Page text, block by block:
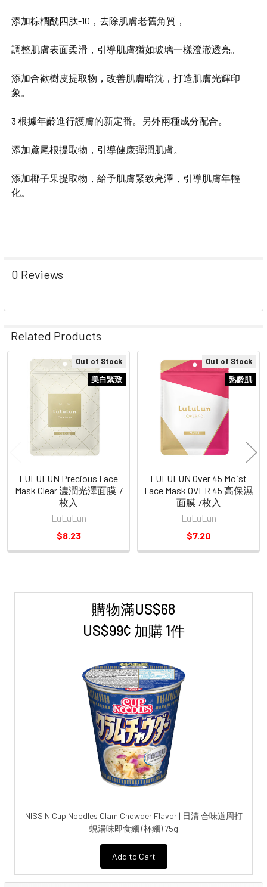
購物滿US$68
US$99¢ 加購 1件
NISSIN Cup Noodles Clam Chowder Flavor | 日清 合味道周打
蜆湯味即食麵 (杯麵) 75g
Add to Cart
添加棕櫚酰四肽-10，去除肌膚老舊角質，
調整肌膚表面柔滑，引導肌膚猶如玻璃一樣澄澈透亮。
添加合歡樹皮提取物，改善肌膚暗沈，打造肌膚光輝印
象。
3 根據年齡進行護膚的新定番。另外兩種成分配合。
添加鳶尾根提取物，引導健康彈潤肌膚。
添加椰子果提取物，給予肌膚緊致亮澤，引導肌膚年輕
化。
0 Reviews
Related Products
Related
Products
Out of Stock
美白緊致
LULULUN Precious Face
Mask Clear 濃潤光澤面膜 7
枚入
LuLuLun
$8.23
Out of Stock
熟齡肌
LULULUN Over 45 Moist
Face Mask OVER 45 高保濕
面膜 7枚入
LuLuLun
$7.20